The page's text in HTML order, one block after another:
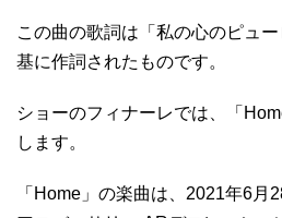
この曲の歌詞は「私の心のピュ
基に作詞されたものです。
ショーのフィナーレでは、「
します。
「Home」の楽曲は、2021年6月